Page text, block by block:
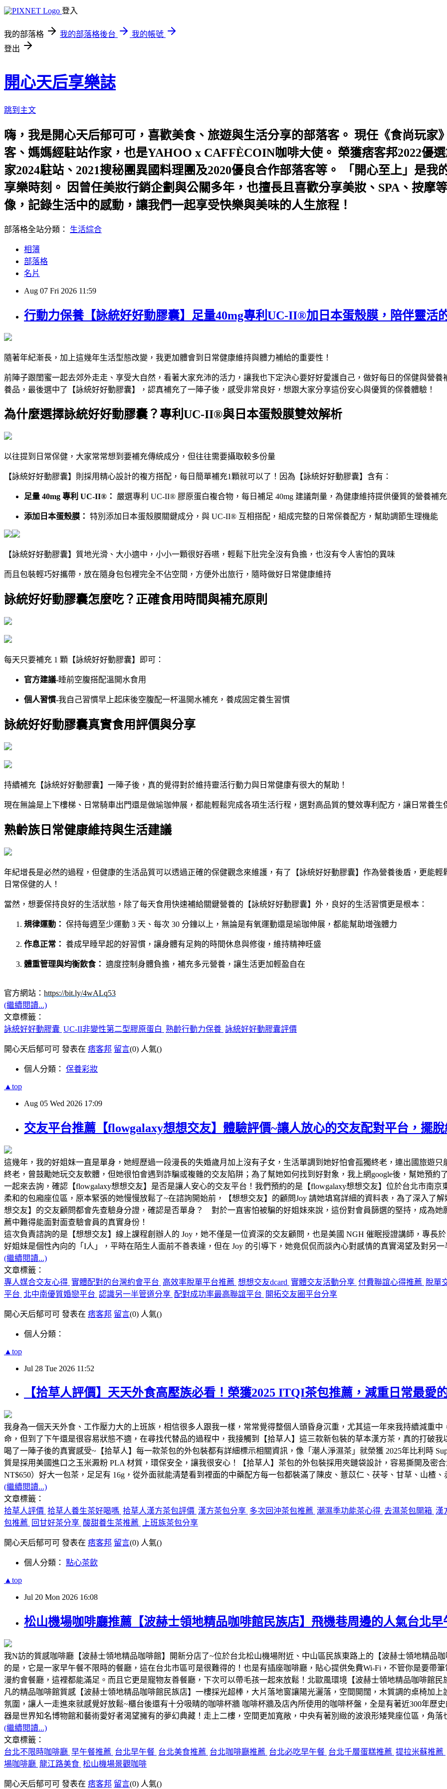
登入
我的部落格 我的部落格後台
我的帳號
登出
開心天后享樂誌
跳到主文
嗨，我是開心天后郁可可，喜歡美食、旅遊與生活分享的部落客。 現任《食尚玩家
客、媽媽經駐站作家，也是YAHOO x CAFFÈCOIN咖啡大使。 榮獲痞客邦2022優
家2024駐站、2021搜秘團異國料理團及2020優良合作部落客等。 「開心至上」是
享樂時刻。 因曾任美妝行銷企劃與公關多年，也擅長且喜歡分享美妝、SPA、按摩
像，記錄生活中的感動，讓我們一起享受快樂與美味的人生旅程！
部落格全站分類： 生活綜合
相簿
部落格
名片
Aug 07 Fri 2026 11:59
行動力保養【詠統好好動膠囊】足量40mg專利UC-II®加日本蛋殼膜，陪伴靈活
隨著年紀漸長，加上這幾年生活型態改變，我更加體會到日常健康維持與體力補給的重要性！
前陣子跟閨蜜一起去郊外走走、享受大自然，看著大家充沛的活力，讓我也下定決心要好好愛護自己，做好每日的保健與營
養品，最後選中了【詠統好好動膠囊】，認真補充了一陣子後，感受非常良好，想跟大家分享這份安心與優質的保養體驗！
為什麼選擇詠統好好動膠囊？專利UC-II®與日本蛋殼膜雙效解析
以往提到日常保健，大家常常想到要補充傳統成分，但往往需要攝取較多份量
【詠統好好動膠囊】則採用精心設計的複方搭配，每日簡單補充1顆就可以了！因為【詠統好好動膠囊】含有：
足量 40mg 專利 UC-II®： 嚴選專利 UC-II® 膠原蛋白複合物，每日補足 40mg 建議劑量，為健康維持提供優質的營養補
添加日本蛋殼膜： 特別添加日本蛋殼膜關鍵成分，與 UC-II® 互相搭配，組成完整的日常保養配方，幫助調節生理機能
【詠統好好動膠囊】質地光滑、大小適中，小小一顆很好吞嚥，輕鬆下肚完全沒有負擔，也沒有令人害怕的異味
而且包裝輕巧好攜帶，放在隨身包包裡完全不佔空間，方便外出旅行，隨時做好日常健康維持
詠統好好動膠囊怎麼吃？正確食用時間與補充原則
每天只要補充 1 顆【詠統好好動膠囊】即可：
官方建議-睡前空腹搭配溫開水食用
個人習慣-我自己習慣早上起床後空腹配一杯溫開水補充，養成固定養生習慣
詠統好好動膠囊真實食用評價與分享
持續補充【詠統好好動膠囊】一陣子後，真的覺得對於維持靈活行動力與日常健康有很大的幫助！
現在無論是上下樓梯、日常騎車出門還是做瑜珈伸展，都能輕鬆完成各項生活行程，選對高品質的雙效專利配方，讓日常養生
熟齡族日常健康維持與生活建議
年紀增長是必然的過程，但健康的生活品質可以透過正確的保健觀念來維護，有了【詠統好好動膠囊】作為營養後盾，更能
日常保健的人！
當然，想要保持良好的生活狀態，除了每天食用快速補給關鍵營養的【詠統好好動膠囊】外，良好的生活習慣更是根本：
規律運動： 保持每週至少運動 3 天、每次 30 分鐘以上，無論是有氧運動還是瑜珈伸展，都能幫助增強體力
作息正常： 養成早睡早起的好習慣，讓身體有足夠的時間休息與修復，維持精神旺盛
體重管理與均衡飲食： 適度控制身體負擔，補充多元營養，讓生活更加輕盈自在
官方網站： https://bit.ly/4wALq53
(繼續閱讀...)
文章標籤：
詠統好好動膠囊 UC-II非變性第二型膠原蛋白 熟齡行動力保養 詠統好好動膠囊評價
開心天后郁可可 發表在 痞客邦 留言(0) 人氣()
個人分類： 保養彩妝
▲top
Aug 05 Wed 2026 17:09
交友平台推薦【flowgalaxy想想交友】體驗評價~讓人放心的交友配對平台，擺
這幾年，我的好姐妹一直是單身，她經歷過一段漫長的失婚歲月加上沒有子女，生活單調到她好怕會孤獨終老，連出國旅遊
終老，曾鼓勵她玩交友軟體，但她很怕會遇到詐騙或複雜的交友陷阱；為了幫她如何找到好對象，我上網google後，幫她預約
一起來去詢，確認【flowgalaxy想想交友】是否是讓人安心的交友平台！我們預約的是【flowgalaxy想想交友】位於台北市南
柔和的包廂座位區，原本緊張的她慢慢放鬆了~在諮詢開始前，【想想交友】的顧問Joy 請她填寫詳細的資料表，為了深入了
想交友】的交友顧問都會先查驗身分證，確認是否單身？ 對於一直害怕被騙的好姐妹來說，這份對會員篩選的堅持，成為
薦中難得能面對面查驗會員的真實身份！
這次負責諮詢的是【想想交友】線上課程創辦人的 Joy，她不僅是一位資深的交友顧問，也是美國 NGH 催眠授證講師，專長
好姐妹是個性內向的「I人」，平時在陌生人面前不善表達，但在 Joy 的引導下，她竟侃侃而談內心對感情的真實渴望及對另
(繼續閱讀...)
文章標籤：
專人媒合交友心得 實體配對的台灣約會平台 高效率脫單平台推薦 想想交友dcard 實體交友活動分享 付費聯誼心得推薦 脫單
平台 北中南優質婚戀平台 認識另一半管道分享 配對成功率最高聯誼平台 開拓交友圈平台分享
開心天后郁可可 發表在 痞客邦 留言(0) 人氣()
個人分類：
▲top
Jul 28 Tue 2026 11:52
【拾草人評價】天天外食高壓族必看！榮獲2025 ITQI茶包推薦，減重日常最愛
我身為一個天天外食、工作壓力大的上班族，相信很多人跟我一樣，常常覺得整個人頭昏身沉重，尤其這一年來我持續減重
命，但到了下午還是很容易狀態不適，在尋找代替品的過程中，我接觸到【拾草人】這三款新包裝的草本漢方茶，真的打破
喝了一陣子後的真實感受~【拾草人】每一款茶包的外包裝都有詳細標示相關資訊，像「潮人淨濕茶」就榮獲 2025年比利時
質是採用美國進口之玉米澱粉 PLA 材質，環保安全，讓我很安心！【拾草人】茶包的外包裝採用夾鏈袋設計，容易撕開及密
NT$650）好大一包茶，足足有 16g，從外面就能清楚看到裡面的中藥配方每一包都裝滿了陳皮、薏苡仁、茯苓、甘草、山楂
(繼續閱讀...)
文章標籤：
拾草人評價 拾草人養生茶好喝嗎 拾草人漢方茶包評價 漢方茶包分享 多次回沖茶包推薦 潮濕季功能茶心得 去濕茶包開箱 漢
包推薦 回甘好茶分享 酸甜養生茶推薦 上班族茶包分享
開心天后郁可可 發表在 痞客邦 留言(0) 人氣()
個人分類： 點心茶飲
▲top
Jul 20 Mon 2026 16:08
松山機場咖啡廳推薦【波赫士領地精品咖啡館民族店】飛機巷周邊的人氣台北
我N訪的質感咖啡廳【波赫士領地精品咖啡館】開新分店了~位於台北松山機場附近、中山區民族東路上的【波赫士領地精品
的是，它是一家早午餐不限時的餐廳，這在台北市區可是很難得的！也是有插座咖啡廳，貼心提供免費Wi-Fi，不管你是要帶
漫約會餐廳，這裡都能滿足。而且它更是寵物友善餐廳，下次可以帶毛孩一起來放鬆！北歐風環境【波赫士領地精品咖啡館
凡的精品咖啡館質感【波赫士領地精品咖啡館民族店】一樓採光超棒，大片落地窗讓陽光灑落，空間開闊，木質調的桌椅加
氛圍，讓人一走進來就感覺好放鬆~櫃台後還有十分吸睛的咖啡杯牆 咖啡杯牆及店內所使用的咖啡杯盤，全是有著近300年歷
器是世界知名博物館和藝術愛好者渴望擁有的夢幻典藏！走上二樓，空間更加寬敞，中央有著別緻的波浪形矮凳座位區，角落
(繼續閱讀...)
文章標籤：
台北不限時咖啡廳 早午餐推薦 台北早午餐 台北美食推薦 台北咖啡廳推薦 台北必吃早午餐 台北千層蛋糕推薦 提拉米蘇推薦
場咖啡廳 龍江路美食 松山機場景觀咖啡
開心天后郁可可 發表在 痞客邦 留言(0) 人氣()